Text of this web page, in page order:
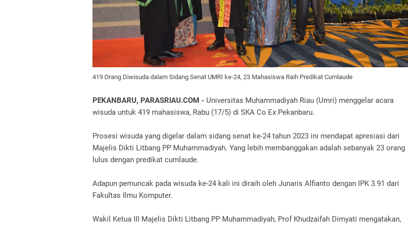
419 Orang Diwisuda dalam Sidang Senat UMRI ke-24, 23 Mahasiswa Raih Predikat Cumlaude
PEKANBARU, PARASRIAU.COM - Universitas Muhammadiyah Riau (Umri) menggelar acara
wisuda untuk 419 mahasiswa, Rabu (17/5) di SKA Co Ex Pekanbaru.
Prosesi wisuda yang digelar dalam sidang senat ke-24 tahun 2023 ini mendapat apresiasi dari
Majelis Dikti Litbang PP Muhammadiyah. Yang lebih membanggakan adalah sebanyak 23 orang
lulus dengan predikat cumlaude.
Adapun pemuncak pada wisuda ke-24 kali ini diraih oleh Junaris Alfianto dengan IPK 3.91 dari
Fakultas Ilmu Komputer.
Wakil Ketua III Majelis Dikti Litbang PP Muhammadiyah, Prof Khudzaifah Dimyati mengatakan,